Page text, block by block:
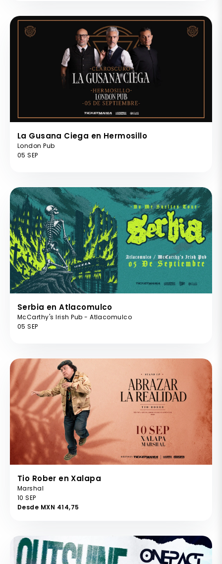
La Gusana Ciega en Hermosillo
London Pub
05 SEP
Serbia en Atlacomulco
McCarthy's Irish Pub - Atlacomulco
05 SEP
Tio Rober en Xalapa
Marshal
10 SEP
Desde MXN 414,75